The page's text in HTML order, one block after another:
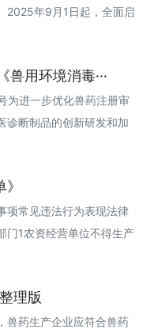
2025年9月1日起，全面启
用环境消毒···
为进一步优化兽药注册审
诊断制品的创新研发和加
项常见违法行为表现法律
门1农资经营单位不得生产
理版
兽药生产企业应符合兽药